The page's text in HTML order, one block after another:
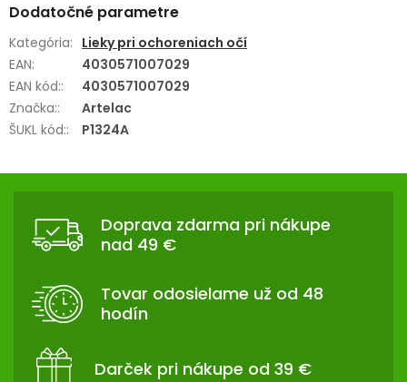
Dodatočné parametre
Kategória: Lieky pri ochoreniach očí
EAN:
4030571007029
EAN kód::
4030571007029
Značka::
Artelac
ŠUKL kód:: P1324A
Z
Doprava zdarma pri nákupe
nad 49 €
Tovar odosielame už od 48
hodín
Darček pri nákupe od 39 €